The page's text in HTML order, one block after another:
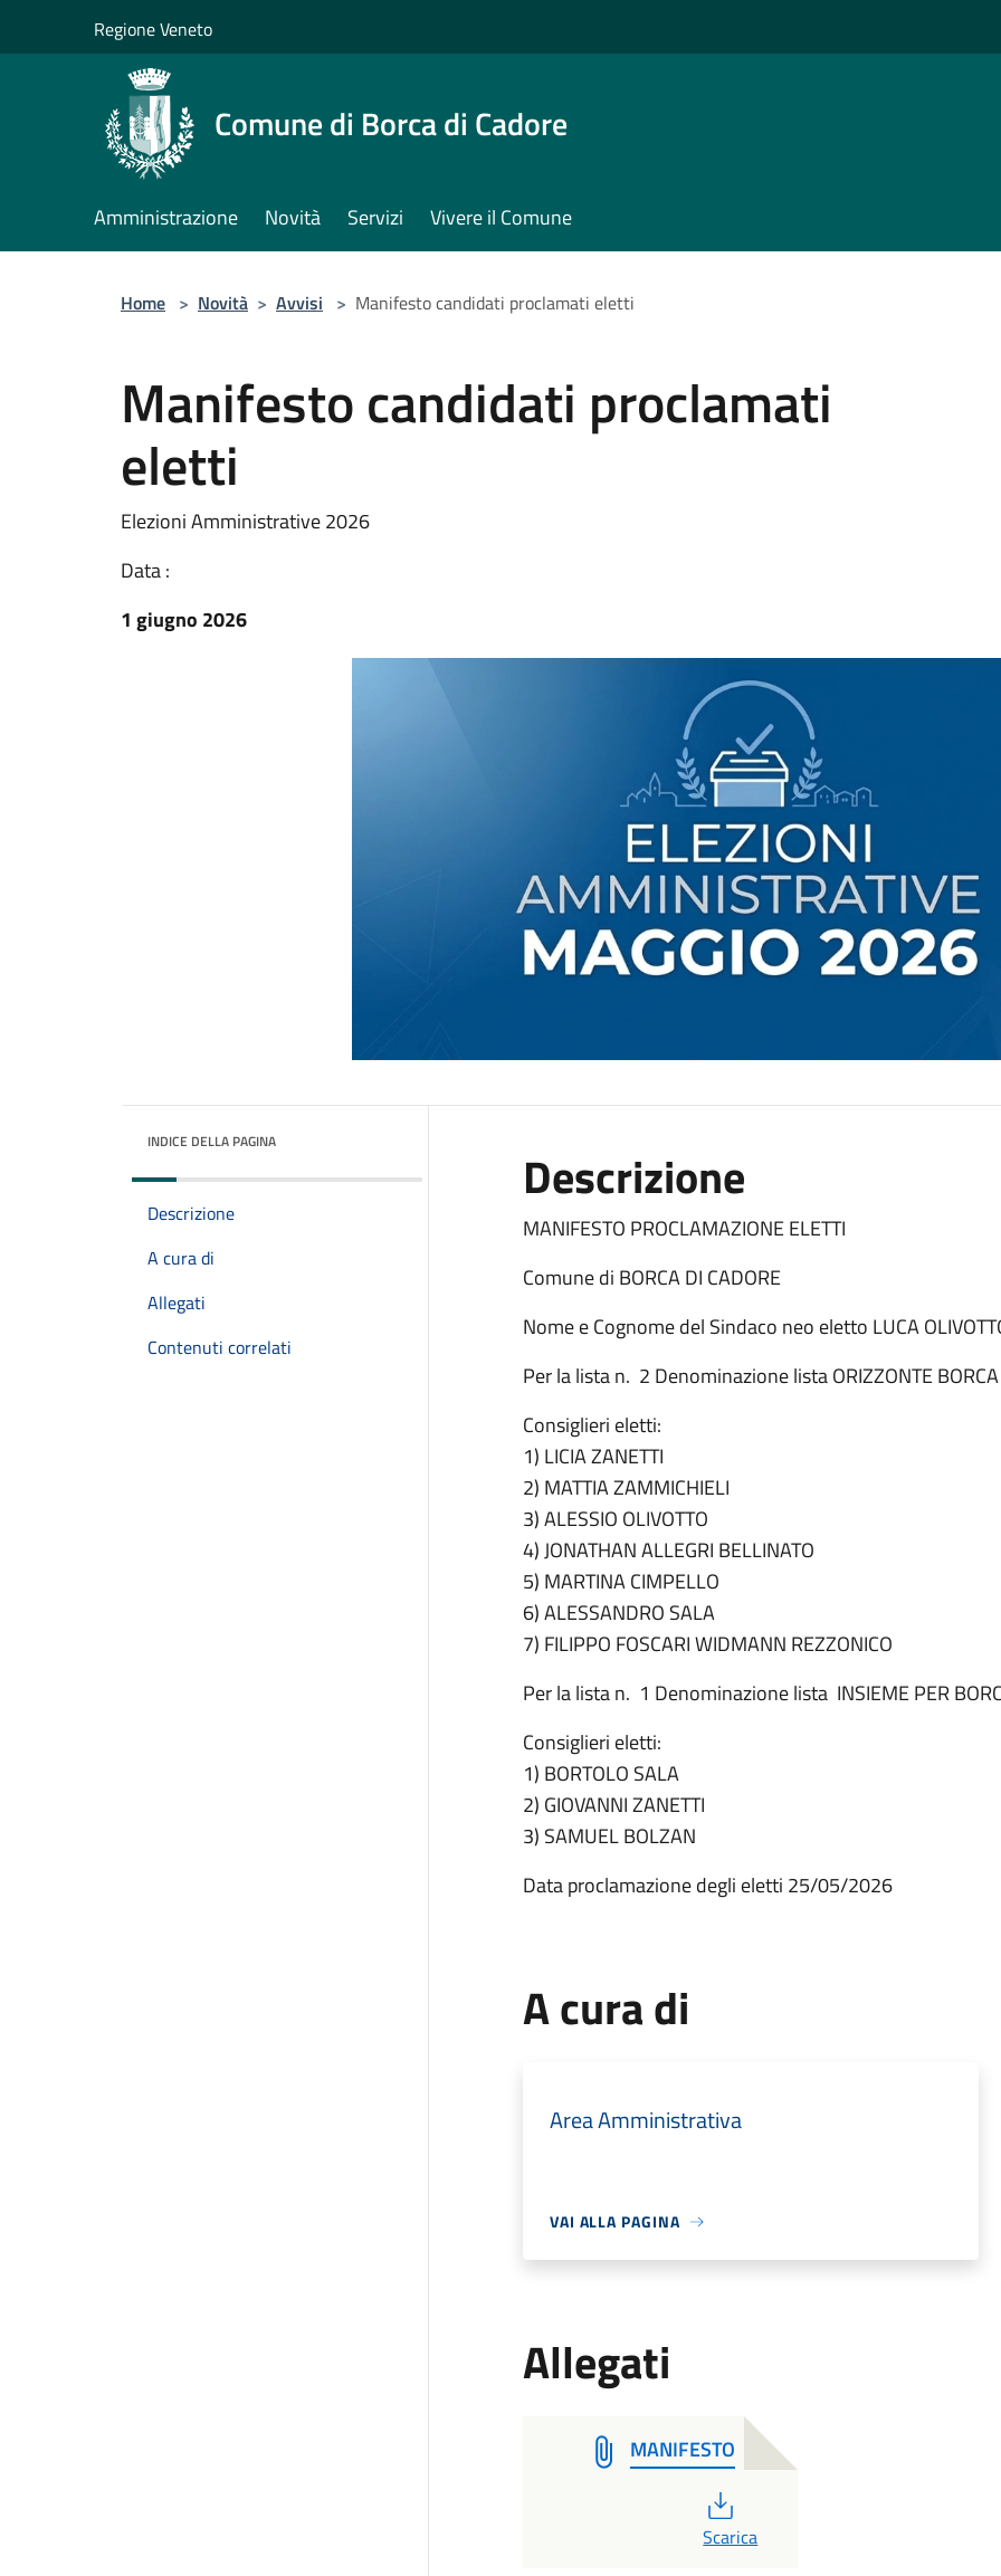
Regione Veneto
Comune di Borca di Cadore
Amministrazione Novità Servizi Vivere il Comune
Home > Novità > Avvisi > Manifesto candidati proclamati eletti
Manifesto candidati proclamati
eletti
Elezioni Amministrative 2026
Data :
1 giugno 2026
INDICE DELLA PAGINA
Descrizione
A cura di
Allegati
Contenuti correlati
Descrizione
MANIFESTO PROCLAMAZIONE ELETTI
Comune di BORCA DI CADORE
Nome e Cognome del Sindaco neo eletto LUCA
Per la lista n. 2 Denominazione lista ORIZZONTE BORCA
Consiglieri eletti:
1) LICIA ZANETTI
2) MATTIA ZAMMICHIELI
3) ALESSIO OLIVOTTO
4) JONATHAN ALLEGRI BELLINATO
5) MARTINA CIMPELLO
6) ALESSANDRO SALA
7) FILIPPO FOSCARI WIDMANN REZZONICO
Per la lista n. 1 Denominazione lista INSIEME PER
Consiglieri eletti:
1) BORTOLO SALA
2) GIOVANNI ZANETTI
3) SAMUEL BOLZAN
Data proclamazione degli eletti 25/05/2026
A cura di
Area Amministrativa
VAI ALLA PAGINA
Allegati
MANIFESTO
PDF
Scarica